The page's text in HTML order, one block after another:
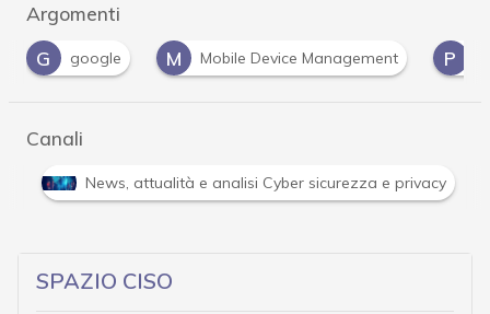
Argomenti
M
Mobile Device Management P patch V
Canali
Attacchi hacker e Malware: le ultime news in tempo
SPAZIO CISO